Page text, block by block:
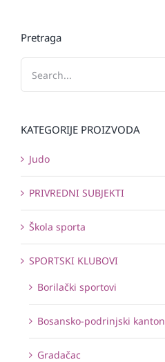
Pretraga
KATEGORIJE PROIZVODA
Judo
PRIVREDNI SUBJEKTI
Škola sporta
SPORTSKI KLUBOVI
Borilački sportovi
Bosansko-podrinjski kanton
Gradačac